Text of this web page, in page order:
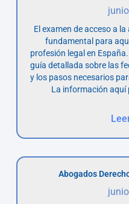
El examen de acceso a
fundamental para
profesión legal en
guía detallada sobre las
y los pasos necesarios
La información aquí
Abogados